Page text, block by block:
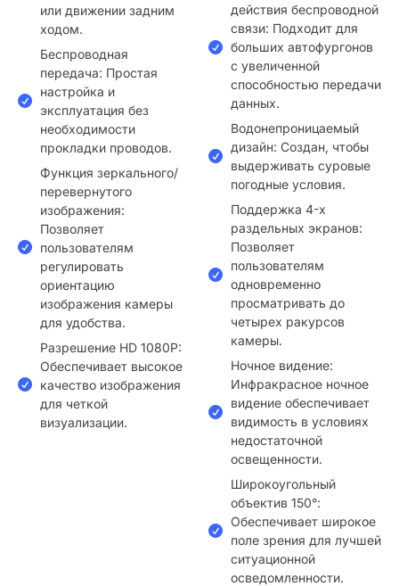
или движении задним
ходом.
Беспроводная
передача: Простая
настройка и
эксплуатация без
необходимости
прокладки проводов.
Функция зеркального/
перевернутого
изображения:
Позволяет
пользователям
регулировать
ориентацию
изображения камеры
для удобства.
Разрешение HD 1080P:
Обеспечивает высокое
качество изображения
для четкой
визуализации.
действия беспроводной
связи: Подходит для
больших автофургонов
с увеличенной
способностью передачи
данных.
Водонепроницаемый
дизайн: Создан, чтобы
выдерживать суровые
погодные условия.
Поддержка 4-х
раздельных экранов:
Позволяет
пользователям
одновременно
просматривать до
четырех ракурсов
камеры.
Ночное видение:
Инфракрасное ночное
видение обеспечивает
видимость в условиях
недостаточной
освещенности.
Широкоугольный
объектив 150°:
Обеспечивает широкое
поле зрения для лучшей
ситуационной
осведомленности.